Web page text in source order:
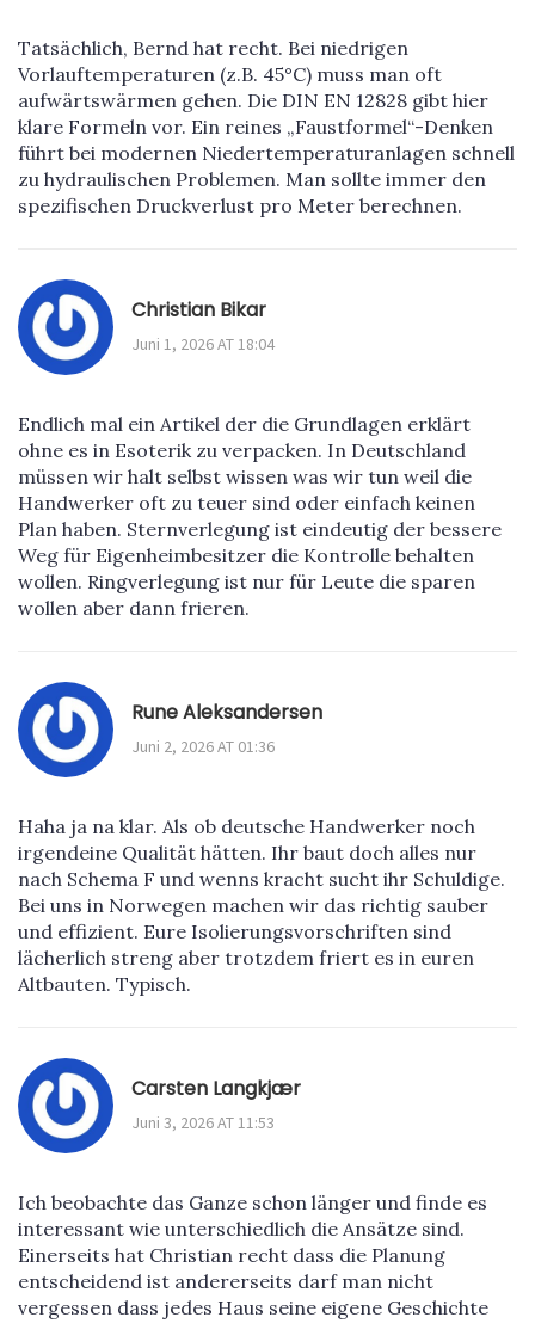
Tatsächlich, Bernd hat recht. Bei niedrigen
Vorlauftemperaturen (z.B. 45°C) muss man oft
aufwärtswärmen gehen. Die DIN EN 12828 gibt hier
klare Formeln vor. Ein reines „Faustformel“-Denken
führt bei modernen Niedertemperaturanlagen schnell
zu hydraulischen Problemen. Man sollte immer den
spezifischen Druckverlust pro Meter berechnen.
Christian Bikar
Juni 1, 2026 AT 18:04
Endlich mal ein Artikel der die Grundlagen erklärt
ohne es in Esoterik zu verpacken. In Deutschland
müssen wir halt selbst wissen was wir tun weil die
Handwerker oft zu teuer sind oder einfach keinen
Plan haben. Sternverlegung ist eindeutig der bessere
Weg für Eigenheimbesitzer die Kontrolle behalten
wollen. Ringverlegung ist nur für Leute die sparen
wollen aber dann frieren.
Rune Aleksandersen
Juni 2, 2026 AT 01:36
Haha ja na klar. Als ob deutsche Handwerker noch
irgendeine Qualität hätten. Ihr baut doch alles nur
nach Schema F und wenns kracht sucht ihr Schuldige.
Bei uns in Norwegen machen wir das richtig sauber
und effizient. Eure Isolierungsvorschriften sind
lächerlich streng aber trotzdem friert es in euren
Altbauten. Typisch.
Carsten Langkjær
Juni 3, 2026 AT 11:53
Ich beobachte das Ganze schon länger und finde es
interessant wie unterschiedlich die Ansätze sind.
Einerseits hat Christian recht dass die Planung
entscheidend ist andererseits darf man nicht
vergessen dass jedes Haus seine eigene Geschichte